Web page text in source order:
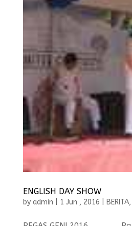
ENGLISH DAY SHOW
by admin 1 Jun , 2016 BERITA,